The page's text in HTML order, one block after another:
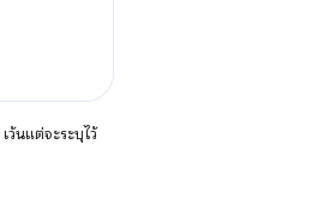
เว้นแต่จะระบุไว้